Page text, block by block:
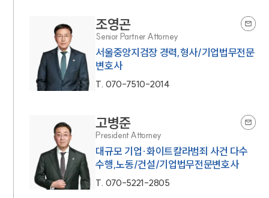
조영곤
Senior Partner Attorney
서울중앙지검장 경력,형사/기업법무전문
변호사
T. 070-7510-2014
고병준
President Attorney
대규모 기업·화이트칼라범죄 사건 다수
수행,노동/건설/기업법무전문변호사
T. 070-5221-2805